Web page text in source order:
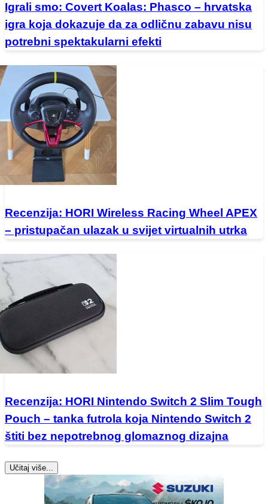
Igrali smo: Covert Koalas: Phasco – hrvatska
igra koja dokazuje da za odličnu zabavu nisu
potrebni spektakularni efekti
Recenzija: HORI Wireless Racing Wheel APEX
– pristupačan ulazak u svijet virtualnih utrka
Recenzija: HORI Nintendo Switch 2 Slim Tough
Pouch – tanka futrola koja Nintendo Switch 2
štiti bez nepotrebnog glomaznog dizajna
Učitaj više...